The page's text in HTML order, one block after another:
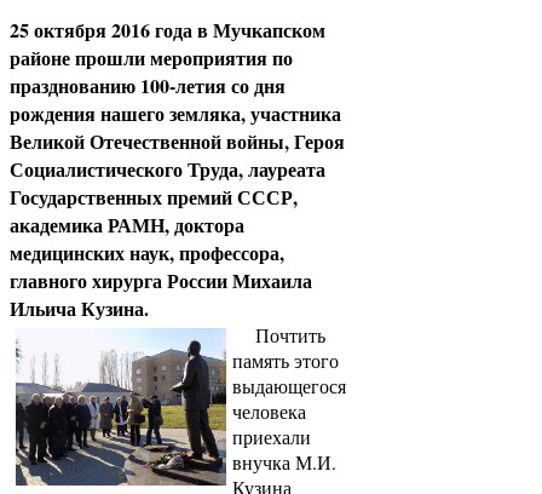
25 октября 2016 года в Мучкапском
районе прошли мероприятия по
празднованию 100-летия со дня
рождения нашего земляка, участника
Великой Отечественной войны, Героя
Социалистического Труда, лауреата
Государственных премий СССР,
академика РАМН, доктора
медицинских наук, профессора,
главного хирурга России Михаила
Ильича Кузина.
Почтить
память этого
выдающегося
человека
приехали
внучка М.И.
Кузина